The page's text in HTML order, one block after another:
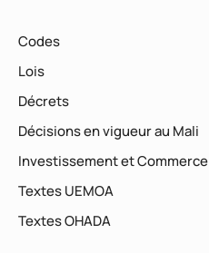
Codes
Lois
Décrets
Décisions en vigueur au Mali
Investissement et Commerce
Textes UEMOA
Textes OHADA